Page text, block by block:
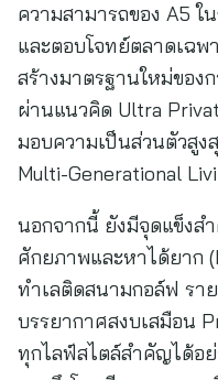
ความสามารถของ A5
และตอบโจทย์ตลาดเฉพ
สร้างมาตรฐานใหม่ของ
ผ่านแนวคิด Ultra
มอบความเป็นส่วนตัวสูง
Multi-Generational
นอกจากนี้ ยังมีจุดแข็งส
ศักยภาพและหาได้ยาก
ทำเลติดสนามกอล์ฟ รา
บรรยากาศสงบเสมือน
ทุกไลฟ์สไตล์สำคัญได้อย่